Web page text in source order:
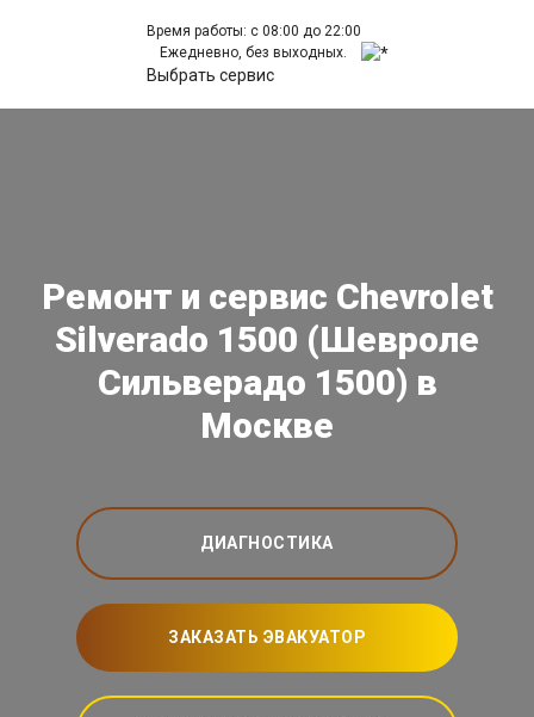
Время работы: с 08:00 до 22:00
Ежедневно, без выходных.
Выбрать сервис
Ремонт и сервис Chevrolet
Silverado 1500 (Шевроле
Сильверадо 1500) в
Москве
ДИАГНОСТИКА
ЗАКАЗАТЬ ЭВАКУАТОР